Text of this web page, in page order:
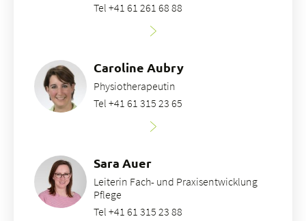
Tel +41 61 261 68 88
Caroline Aubry
Physiotherapeutin
Tel +41 61 315 23 65
Sara Auer
Leiterin Fach- und Praxisentwicklung
Pflege
Tel +41 61 315 23 88